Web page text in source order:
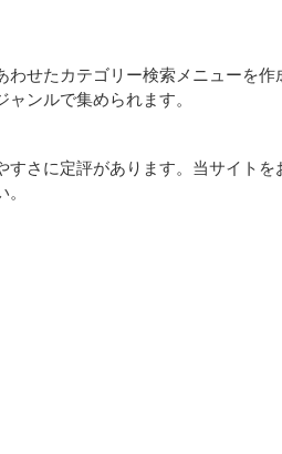
せたカテゴリー検索メニューを作
ンルで集められます。
さに定評があります。当サイトを